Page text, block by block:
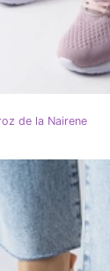
de la Nairene